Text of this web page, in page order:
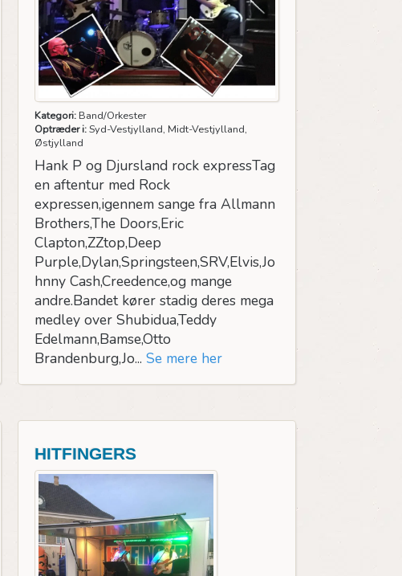
Kategori: Band/Orkester
Optræder i:Syd-Vestjylland, Midt-Vestjylland,
Østjylland
Hank P og Djursland rock expressTag
en aftentur med Rock
expressen,igennem sange fra Allmann
Brothers,The Doors,Eric
Clapton,ZZtop,Deep
Purple,Dylan,Springsteen,SRV,Elvis,Jo
hnny Cash,Creedence,og mange
andre.Bandet kører stadig deres mega
medley over Shubidua,Teddy
Edelmann,Bamse,Otto
Brandenburg,Jo...Se mere her
HITFINGERS